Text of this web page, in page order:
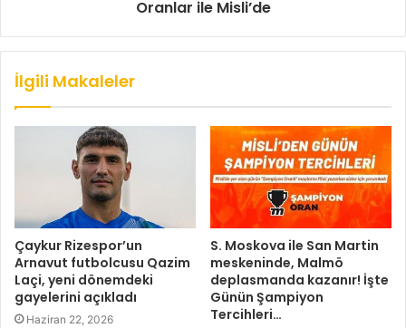
Oranlar ile Misli’de
İlgili Makaleler
Çaykur Rizespor’un
Arnavut futbolcusu Qazim
Laçi, yeni dönemdeki
gayelerini açıkladı
Haziran 22, 2026
S. Moskova ile San Martin
meskeninde, Malmö
deplasmanda kazanır! İşte
Günün Şampiyon
Tercihleri…